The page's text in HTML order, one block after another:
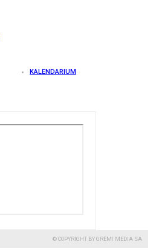
KALENDARIUM
© COPYRIGHT BY GREMI MEDIA SA